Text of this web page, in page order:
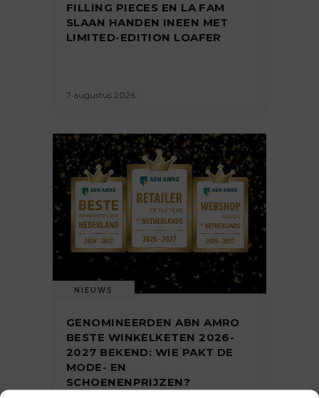
FILLING PIECES EN LA FAM
SLAAN HANDEN INEEN MET
LIMITED-EDITION LOAFER
7 augustus 2026
NIEUWS
GENOMINEERDEN ABN AMRO
BESTE WINKELKETEN 2026-
2027 BEKEND: WIE PAKT DE
MODE- EN
SCHOENENPRIJZEN?